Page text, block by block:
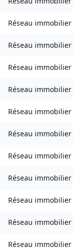
Réseau immobilier
Réseau immobilier
Réseau immobilier
Réseau immobilier
Réseau immobilier
Réseau immobilier
Réseau immobilier
Réseau immobilier
Réseau immobilier
Réseau immobilier
Réseau immobilier